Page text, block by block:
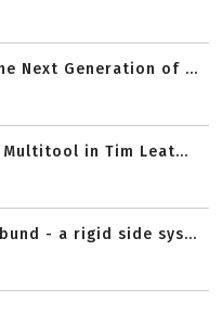
Next Generation of ...
in Tim Leat...
- a rigid side sys...